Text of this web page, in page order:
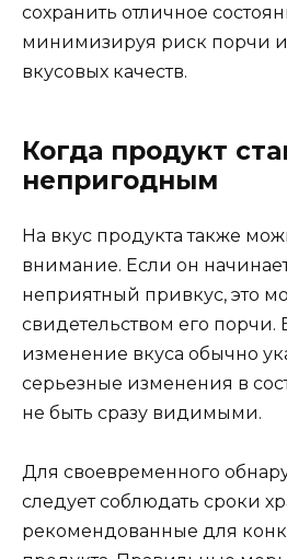
сохранить отличное
минимизируя риск порчи и
вкусовых качеств.
Когда продукт
непригодным
На вкус продукта также
внимание. Если он
неприятный привкус, это
свидетельством его порчи.
изменение вкуса обычно
серьезные изменения в
не быть сразу видимыми.
Для своевременного
следует соблюдать сроки
рекомендованные для